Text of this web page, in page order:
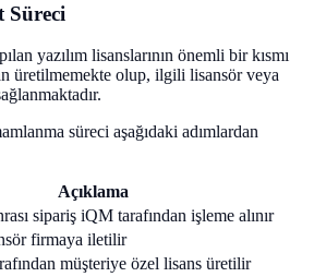
Süreci
yazılım lisanslarının önemli bir kısmı
üretilmemekte olup, ilgili lisansör veya
süreci aşağıdaki adımlardan
Açıklama
sipariş iQM tarafından işleme alınır
firmaya iletilir
müşteriye özel lisans üretilir